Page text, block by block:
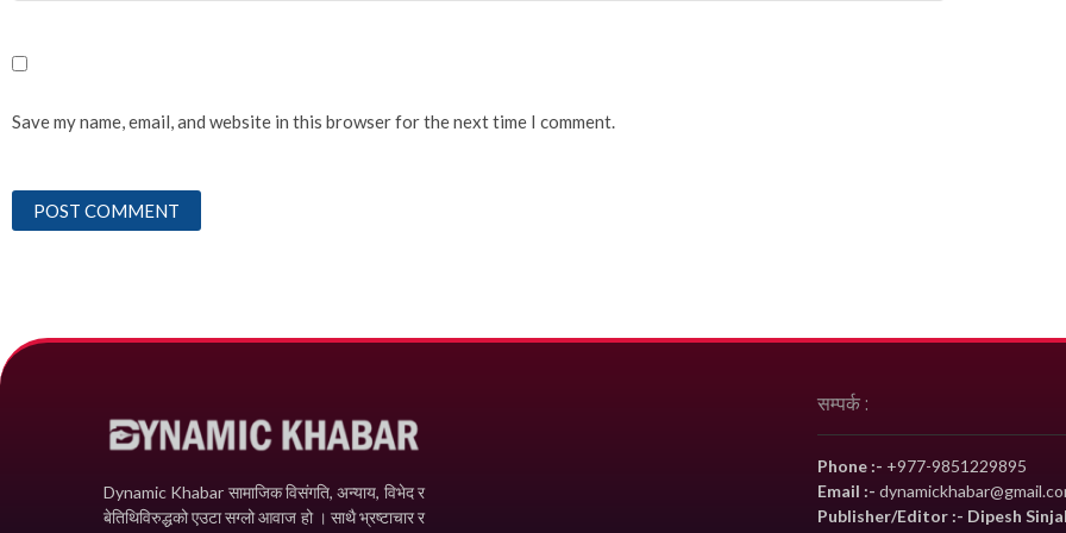
Save my name, email, and website in this browser for the next time I comment.
Dynamic Khabar सामाजिक विसंगति, अन्याय, विभेद­ र
बेतिथिविरुद्धको एउटा सग्लो आवाज हो । साथै भ्रष्टाचार र
सम्पर्क :
Phone :- +977-9851229895
Email :-
Publisher/Editor :- Dipesh